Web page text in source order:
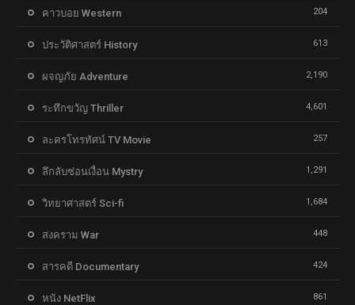
คาวบอย Western 204
ประวัติศาสตร์ History 613
ผจญภัย Adventure 2,190
ระทึกขวัญ Thriller 4,601
ละครโทรทัศน์ TV Movie 257
ลึกลับซ่อนเงื่อน Mystry 1,291
วิทยาศาสตร์ Sci-fi 1,684
สงคราม War 448
สารคดี Documentary 424
หนัง NetFlix 861